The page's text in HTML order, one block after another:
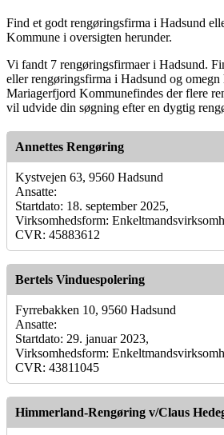
Find et godt rengøringsfirma i Hadsund
Kommune i oversigten herunder.
Vi fandt 7 rengøringsfirmaer i Hadsund.
eller rengøringsfirma i Hadsund og omegn
Mariagerfjord Kommunefindes der flere
vil udvide din søgning efter en dygtig
Annettes Rengøring
Kystvejen 63, 9560 Hadsund
Ansatte:
Startdato: 18. september 2025,
Virksomhedsform:
CVR: 45883612
Bertels Vinduespolering
Fyrrebakken 10, 9560 Hadsund
Ansatte:
Startdato: 29. januar 2023,
Virksomhedsform:
CVR: 43811045
Himmerland-Rengøring v/Claus